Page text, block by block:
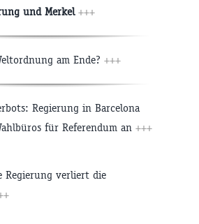
und Merkel +++
am Ende? +++
Regierung in Barcelona
für Referendum an +++
Regierung verliert die